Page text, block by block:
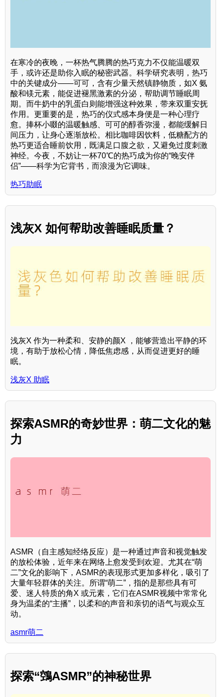
在寒冷的夜晚，一杯热气腾腾的热巧克力不仅能温暖双
手，或许还是助你入眠的秘密武器。科学研究表明，热巧
中的关键成分——可可，含有少量天然镇静物质，如X 氨
酸和镁元素，能促进褪黑激素的分泌，帮助调节睡眠周
期。而牛奶中的乳蛋白则能增强这种效果，带来双重安抚
作用。更重要的是，热巧的仪式感本身便是一种心理疗
愈。捧杯小啜的温暖触感、可可的醇香弥漫，都能缓解日
间压力，让身心逐渐放松。相比咖啡因饮料，低糖配方的
热巧更适合睡前饮用，既满足口腹之欲，又避免过度刺激
神经。今夜，不妨让一杯70℃的热巧成为你的“晚安伴
侣”——科学为它背书，而浪漫为它调味。
热巧助眠
浅灰X 如何帮助改善睡眠质量？
浅灰X 作为一种柔和、安静的颜X ，能够营造出平静的环
境，有助于放松心情，降低焦虑感，从而促进更好的睡
眠。
浅灰X 助眠
探索ASMR的奇妙世界：萌二文化的魅
力
ASMR（自主感知经络反应）是一种通过声音和视觉触发
的放松体验，近年来在网络上愈发受到欢迎。尤其在“萌
二”文化的影响下，ASMR的表现形式更加多样化，吸引了
大量年轻群体的关注。所谓“萌二”，指的是那些具有可
爱、迷人特质的角X 或元素，它们在ASMR视频中常常化
身为温柔的“主播”，以柔和的声音和亲切的语气与观众互
动。
asmr萌二
探索“鵼ASMR”的神秘世界